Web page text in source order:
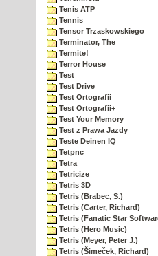
Tenis ATP
Tennis
Tensor Trzaskowskiego
Terminator, The
Termite!
Terror House
Test
Test Drive
Test Ortografii
Test Ortografii+
Test Your Memory
Test z Prawa Jazdy
Teste Deinen IQ
Tetpnc
Tetra
Tetricize
Tetris 3D
Tetris (Brabec, S.)
Tetris (Carter, Richard)
Tetris (Fanatic Star
Tetris (Hero Music)
Tetris (Meyer, Peter J.)
Tetris (Šimeček, Richard)